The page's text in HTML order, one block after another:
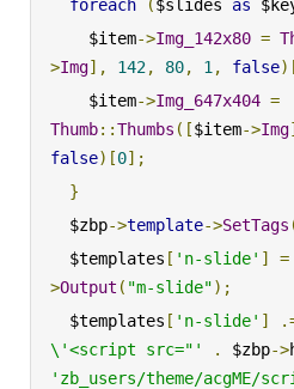
foreach ( $slides as
    $item
->Img_142x80 =
>Img], 142, 80, 1 , false
    $item
->Img_647x404 =
Thumb::Thumbs ([$item->Img
false)[0];
}
  $zbp
->template->SetTags
  $templates
[ 'n-slide' ] =
>Output ( "m-slide");
  $templates
[ 'n-slide' ]
\'<script src="'
. $zbp->
'zb_users/theme/acgME/